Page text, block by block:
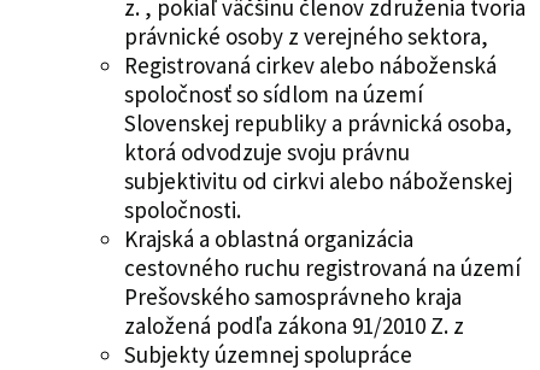
z. , pokiaľ väčšinu členov združenia tvoria
právnické osoby z verejného sektora,
Registrovaná cirkev alebo náboženská
spoločnosť so sídlom na území
Slovenskej republiky a právnická osoba,
ktorá odvodzuje svoju právnu
subjektivitu od cirkvi alebo náboženskej
spoločnosti.
Krajská a oblastná organizácia
cestovného ruchu registrovaná na území
Prešovského samosprávneho kraja
založená podľa zákona 91/2010 Z. z
Subjekty územnej spolupráce